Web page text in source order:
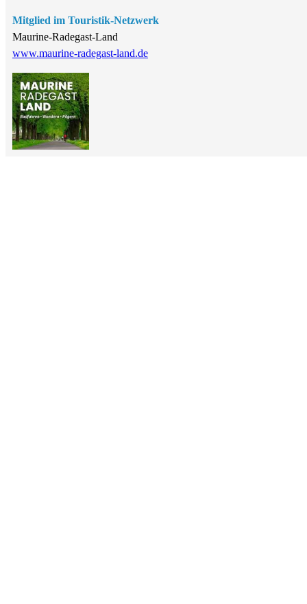
Mitglied im Touristik-Netzwerk
Maurine-Radegast-Land
www.maurine-radegast-land.de